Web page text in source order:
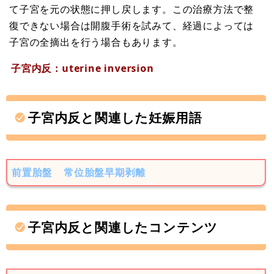
て子宮を元の状態に押し戻します。この治療方法で整
復できない場合は開腹手術を試みて、経過によっては
子宮の全摘出を行う場合もあります。
子宮内反：uterine inversion
子宮内反と関連した妊娠用語
前置胎盤 常位胎盤早期剥離
子宮内反と関連したコンテンツ